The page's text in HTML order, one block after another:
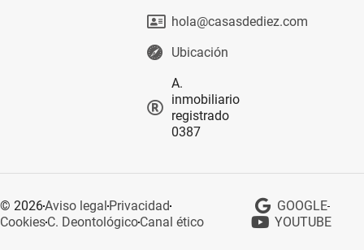
hola@casasdediez.com
Ubicación
A.
inmobiliario
registrado
0387
© 2026Aviso legal Privacidad
CookiesC. DeontológicoCanal ético
GOOGLE
YOUTUBE